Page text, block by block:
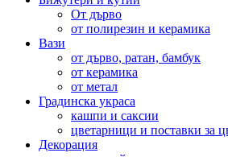
От дърво
от полирезин и керамика
Вази
от дърво, ратан, бамбук
от керамика
от метал
Градинска украса
кашпи и саксии
цветарници и поставки за
Декорация